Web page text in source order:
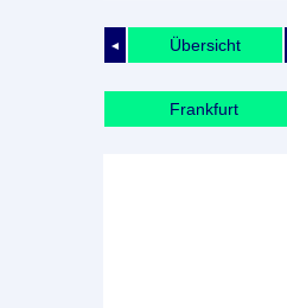
◄ Übersicht
Frankfurt